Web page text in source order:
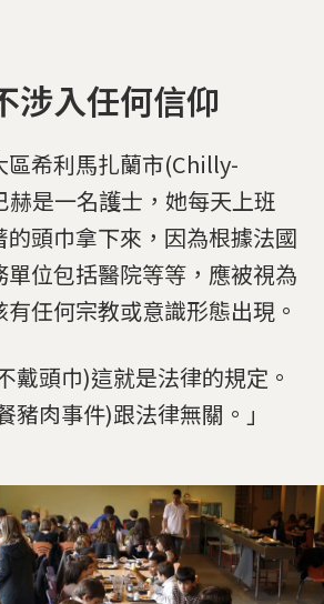
涉入任何信仰
區希利馬扎蘭市(Chilly-
是一名護士，她每天上班
的頭巾拿下來，因為根據法國
單位包括醫院等等，應被視為
任何宗教或意識形態出現。
戴頭巾)這就是法律的規定。
豬肉事件)跟法律無關。」